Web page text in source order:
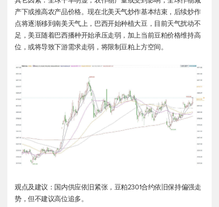
产下或推高农产品价格。现在北美天气炒作基本结束，后续炒作
点将逐渐移到南美天气上，巴西开始种植大豆，目前天气扰动不
足，美豆随着巴西播种开始承压走弱，加上当前豆粕价格维持高
位，或将导致下游需求走弱，将限制豆粕上方空间。
观点及建议：国内供应依旧紧张，豆粕2301合约依旧保持偏强走
势，但不建议高位追多。